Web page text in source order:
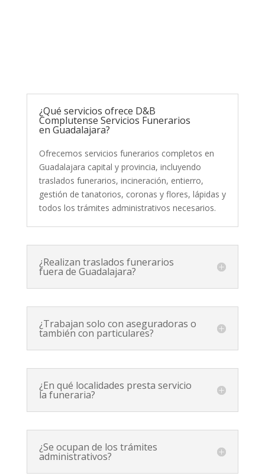
¿Qué servicios ofrece D&B
Complutense Servicios Funerarios
en Guadalajara?
Ofrecemos servicios funerarios completos en
Guadalajara capital y provincia, incluyendo
traslados funerarios, incineración, entierro,
gestión de tanatorios, coronas y flores, lápidas y
todos los trámites administrativos necesarios.
¿Realizan traslados funerarios
fuera de Guadalajara?
¿Trabajan solo con aseguradoras o
también con particulares?
¿En qué localidades presta servicio
la funeraria?
¿Se ocupan de los trámites
administrativos?